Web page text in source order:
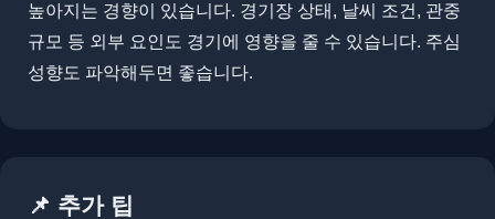
높아지는 경향이 있습니다. 경기장 상태, 날씨 조건, 관중
규모 등 외부 요인도 경기에 영향을 줄 수 있습니다. ​​주심
성향도 파악해두면 좋습니다.
📌 추가 팁